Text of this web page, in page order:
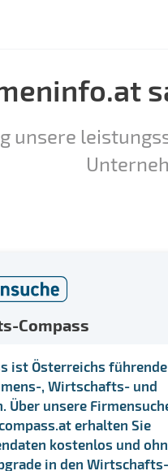
unsere
Compass
ist Österreichs führende
, Wirtschafts- und
unsere
erhalten Sie
kostenlos und
in den Wirtschafts-